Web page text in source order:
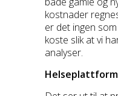
kostnader
er det ingen
koste slik at vi
analyser.